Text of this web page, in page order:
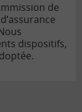
de
dispositifs,